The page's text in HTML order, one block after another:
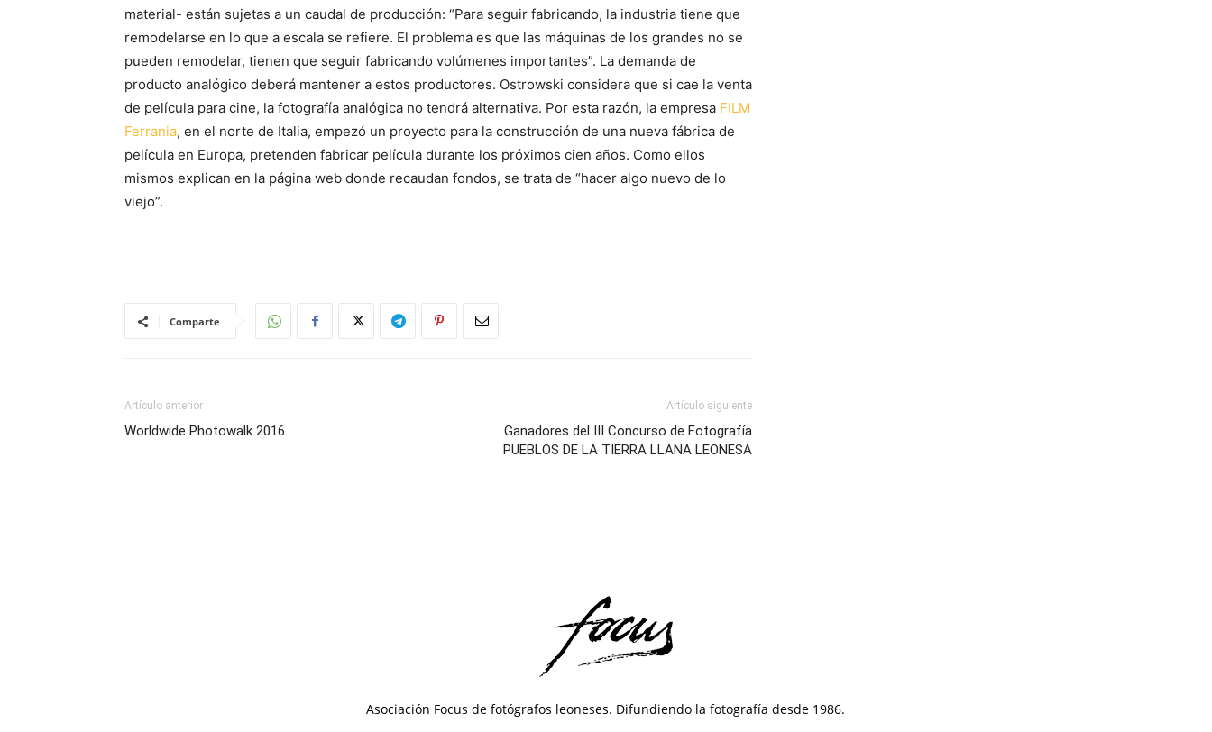
material- están sujetas a un caudal de producción: “Para seguir fabricando, la industria tiene que
remodelarse en lo que a escala se refiere. El problema es que las máquinas de los grandes no se
pueden remodelar, tienen que seguir fabricando volúmenes importantes”. La demanda de
producto analógico deberá mantener a estos productores. Ostrowski considera que si cae la venta
de película para cine, la fotografía analógica no tendrá alternativa. Por esta razón, la empresa FILM
Ferrania, en el norte de Italia, empezó un proyecto para la construcción de una nueva fábrica de
película en Europa, pretenden fabricar película durante los próximos cien años. Como ellos
mismos explican en la página web donde recaudan fondos, se trata de “hacer algo nuevo de lo
viejo”.
Comparte
Artículo anterior
Worldwide Photowalk 2016.
Artículo siguiente
Ganadores del III Concurso de Fotografía
PUEBLOS DE LA TIERRA LLANA LEONESA
Asociación Focus de fotógrafos leoneses. Difundiendo la fotografía desde 1986.